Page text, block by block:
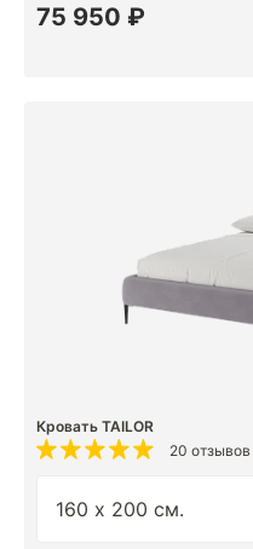
75 950 ₽
Кровать TAILOR
20 отзывов